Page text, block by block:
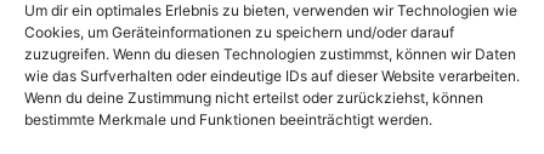
Um dir ein optimales Erlebnis zu bieten, verwenden wir Technologien wie
Cookies, um Geräteinformationen zu speichern und/oder darauf
zuzugreifen. Wenn du diesen Technologien zustimmst, können wir Daten
wie das Surfverhalten oder eindeutige IDs auf dieser Website verarbeiten.
Wenn du deine Zustimmung nicht erteilst oder zurückziehst, können
bestimmte Merkmale und Funktionen beeinträchtigt werden.
künstlerischen Schaffens dieser zentralen Figur in
der Entwicklung der modernene Schweizer Kunst
in der ersten Hälfte des 20. Jahrhunderts.